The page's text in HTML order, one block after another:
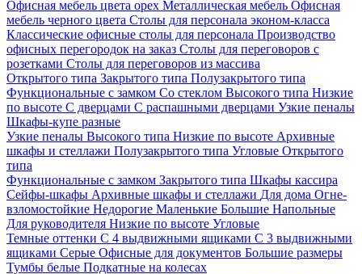
Офисная мебель цвета орех Металлическая мебель Офисная
мебель черного цвета Столы для персонала эконом-класса
Классические офисные столы для персонала Производство
офисных перегородок на заказ Столы для переговоров с
розетками Столы для переговоров из массива
Открытого типа Закрытого типа Полузакрытого типа
Функциональные с замком Со стеклом Высокого типа Низкие
по высоте С дверцами С распашными дверцами Узкие пеналы
Шкафы-купе разные
Узкие пеналы Высокого типа Низкие по высоте Архивные
шкафы и стеллажи Полузакрытого типа Угловые Открытого
типа
Функциональные с замком Закрытого типа Шкафы кассира
Сейфы-шкафы Архивные шкафы и стеллажи Для дома Огне-
взломостойкие Недорогие Маленькие Большие Напольные
Для руководителя Низкие по высоте Угловые
Темные оттенки С 4 выдвижными ящиками С 3 выдвижными
ящиками Серые Офисные для документов Большие размеры
Тумбы белые Подкатные на колесах